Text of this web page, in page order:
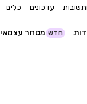
עדכונים כלים
מסחר עצמאי חדש